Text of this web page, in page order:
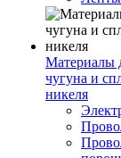
Материалы
чугуна и
никеля